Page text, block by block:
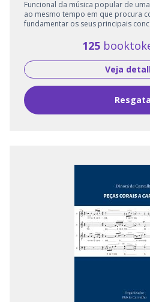
Funcional da música popular de
ao mesmo tempo em que procura
fundamentar os seus principais
125
Veja